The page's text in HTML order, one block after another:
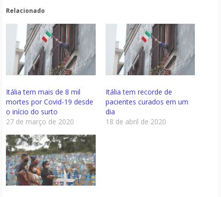
Relacionado
Itália tem mais de 8 mil
mortes por Covid-19 desde
o início do surto
27 de março de 2020
Itália tem recorde de
pacientes curados em um
dia
18 de abril de 2020